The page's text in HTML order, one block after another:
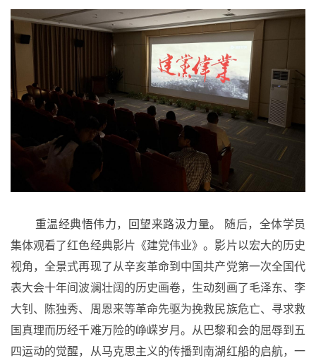
重温经典悟伟力，回望来路汲力量。
随后，全体学员
集体观看了红色经典影片《建党伟业》。影片以宏大的历史
视角，全景式再现了从辛亥革命到中国共产党第一次全国代
表大会十年间波澜壮阔的历史画卷，生动刻画了毛泽东、李
大钊、陈独秀、周恩来等革命先驱为挽救民族危亡、寻求救
国真理而历经千难万险的峥嵘岁月。从巴黎和会的屈辱到五
四运动的觉醒，从马克思主义的传播到南湖红船的启航，一